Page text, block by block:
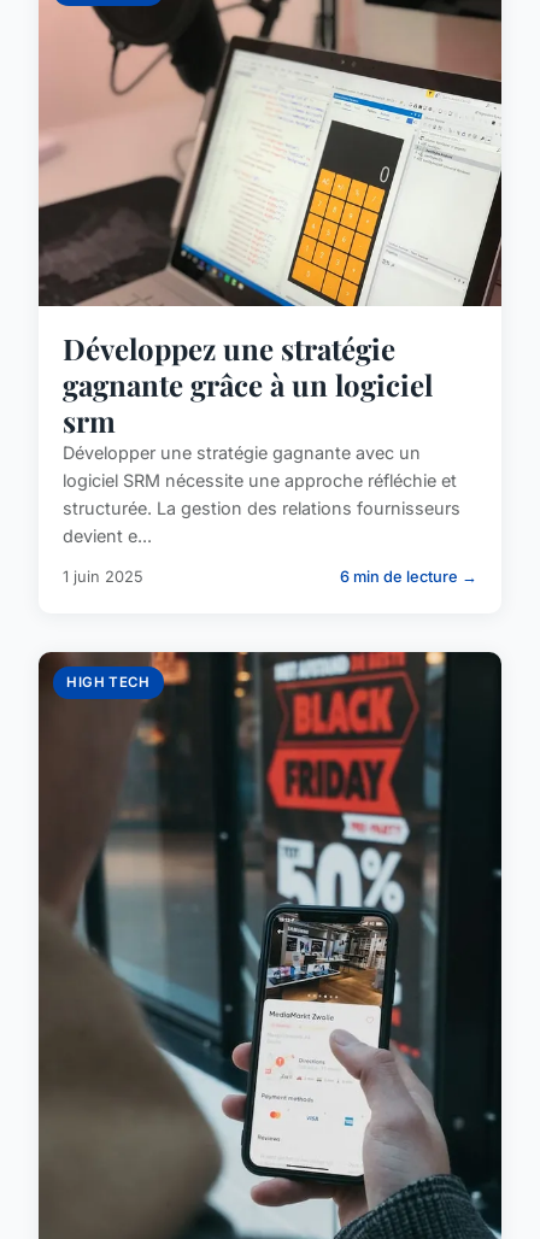
Développez une stratégie
gagnante grâce à un logiciel
srm
Développer une stratégie gagnante avec un
logiciel SRM nécessite une approche réfléchie et
structurée. La gestion des relations fournisseurs
devient e...
1 juin 2025 6 min de lecture →
HIGH TECH